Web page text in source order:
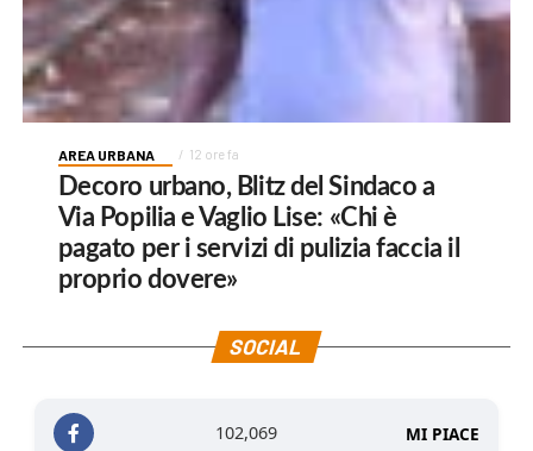
AREA URBANA 12 ore fa
Decoro urbano, Blitz del Sindaco a
Via Popilia e Vaglio Lise: «Chi è
pagato per i servizi di pulizia faccia il
proprio dovere»
SOCIAL
102,069 MI PIACE